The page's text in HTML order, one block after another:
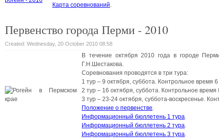
Карта соревнований
Первенство города Перми - 2010
Created: Wednesday, 20 October 2010 08:58
В течение октября 2010 года в городе
Г.Н.Шестакова.
Соревнования проводятся в три тура:
1 тур – 9 октября, суббота. Контрольное
2 тур – 16 октября, суббота. Контрольное
3 тур – 23-24 октября, суббота-воскресенье.
Положение о первенстве
Информационный бюллетень 1 тура
Информационный бюллетень 2 тура
Информационный бюллетень 3 тура